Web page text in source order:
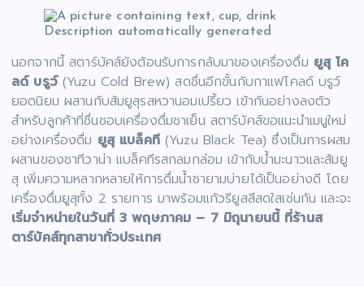
นอกจากนี้ สตาร์บัคส์ยังต้อนรับการกลับมาของเครื่องดื่ม ยูสุ โค
ลด์ บรูว์(Yuzu Cold Brew) สดชื่นอีกขั้นกับกาแฟโคลด์ บรูว์
ยอดนิยม ผสานกับส้มยูสุรสหวานอมเปรี้ยว เข้ากันอย่างลงตัว
สำหรับลูกค้าที่ชื่นชอบเครื่องดื่มชาเย็น สตาร์บัคส์ขอแนะนำเมนูใหม่
อย่างเครื่องดื่ม ยูสุ แบล็คที(Yuzu Black Tea) ซึ่งเป็นการผสม
ผสานของชาทีวาน่า แบล็คทีรสกลมกล่อม เข้ากับน้ำมะนาวและส้มยู
สุ เพิ่มความหลากหลายให้การดื่มน้ำชายามบ่ายได้เป็นอย่างดี โดย
เครื่องดื่มยูสุทั้ง 2 รายการ มาพร้อมแก้วรียูสสีสดใสเช่นกัน และจะ
เริ่มจำหน่ายในวันที่ 3 พฤษภาคม – 7 มิถุนายนนี้ ที่ร้านส
ตาร์บัคส์ทุกสาขาทั่วประเทศ